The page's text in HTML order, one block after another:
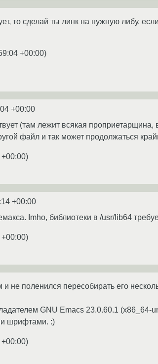
то сделай ты линк на нужную либу,
+00:00)
+00:00
(там лежит всякая
файл и так может продолжаться
)
+00:00
Imho, библиотеки в /usr/lib64
)
не поленился пересобирать его
GNU Emacs 23.0.60.1 (x86_64-
шрифтами. :)
)